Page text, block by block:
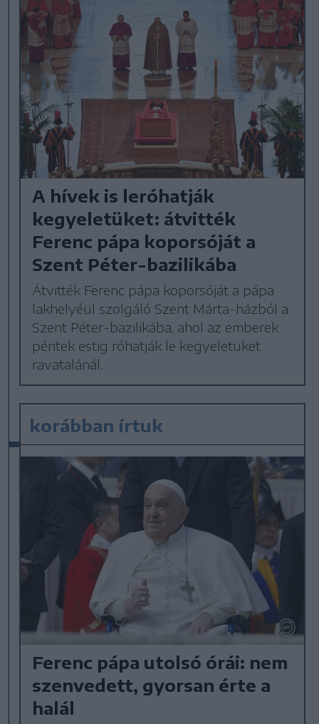
A hívek is leróhatják
kegyeletüket: átvitték
Ferenc pápa koporsóját a
Szent Péter-bazilikába
Átvitték Ferenc pápa koporsóját a pápa
lakhelyéül szolgáló Szent Márta-házból a
Szent Péter-bazilikába, ahol az emberek
péntek estig róhatják le kegyeletüket
ravatalánál.
korábban írtuk
Ferenc pápa utolsó órái: nem
szenvedett, gyorsan érte a
halál